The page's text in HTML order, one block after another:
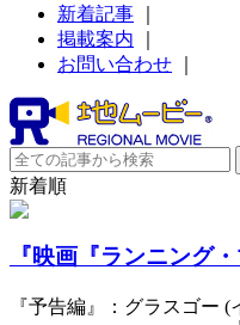
新着記事
掲載案内
お問い合わせ
新着順
『映画『ランニング
『予告編』：グラスゴー